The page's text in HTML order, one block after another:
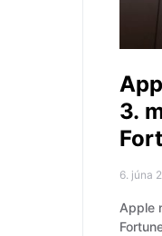
3.
6. júna
Apple